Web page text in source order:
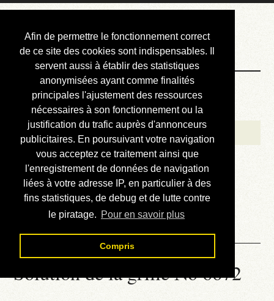
Afin de permettre le fonctionnement correct
de ce site des cookies sont indispensables. Il
servent aussi à établir des statistiques
anonymisées ayant comme finalités
principales l'ajustement des ressources
nécessaires à son fonctionnement ou la
justification du trafic auprès d'annonceurs
publicitaires. En poursuivant votre navigation
vous acceptez ce traitement ainsi que
l'enregistrement de données de navigation
liées à votre adresse IP, en particulier à des
fins statistiques, de debug et de lutte contre
le piratage. Pour en savoir plus
Compris
Courbis, « LE »
Blog Officiel
Bienvenue
Réalisations
Divers (et d’été)
Annonces
Liens externes
Téléchargement
Contact
Solution de la grille No 6672